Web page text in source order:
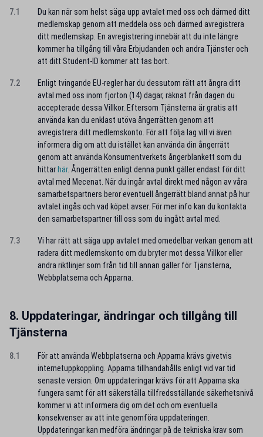
7.1
Du kan när som helst säga upp avtalet med oss och därmed ditt
medlemskap genom att meddela oss och därmed avregistrera
ditt medlemskap. En avregistrering innebär att du inte längre
kommer ha tillgång till våra Erbjudanden och andra Tjänster och
att ditt Student-ID kommer att tas bort.
7.2
Enligt tvingande EU-regler har du dessutom rätt att ångra ditt
avtal med oss inom fjorton (14) dagar, räknat från dagen du
accepterade dessa Villkor. Eftersom Tjänsterna är gratis att
använda kan du enklast utöva ångerrätten genom att
avregistrera ditt medlemskonto. För att följa lag vill vi även
informera dig om att du istället kan använda din ångerrätt
genom att använda Konsumentverkets ångerblankett som du
hittar här. Ångerrätten enligt denna punkt gäller endast för ditt
avtal med Mecenat. När du ingår avtal direkt med någon av våra
samarbetspartners beror eventuell ångerrätt bland annat på hur
avtalet ingås och vad köpet avser. För mer info kan du kontakta
den samarbetspartner till oss som du ingått avtal med.
7.3
Vi har rätt att säga upp avtalet med omedelbar verkan genom att
radera ditt medlemskonto om du bryter mot dessa Villkor eller
andra riktlinjer som från tid till annan gäller för Tjänsterna,
Webbplatserna och Apparna.
8. Uppdateringar, ändringar och tillgång till
Tjänsterna
8.1
För att använda Webbplatserna och Apparna krävs givetvis
internetuppkoppling. Apparna tillhandahålls enligt vid var tid
senaste version. Om uppdateringar krävs för att Apparna ska
fungera samt för att säkerställa tillfredsställande säkerhetsnivå
kommer vi att informera dig om det och om eventuella
konsekvenser av att inte genomföra uppdateringen.
Uppdateringar kan medföra ändringar på de tekniska krav som